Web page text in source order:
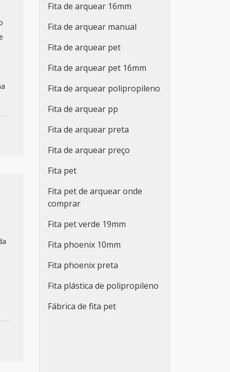
Fita de arquear 16mm
Fita de arquear manual
Fita de arquear pet
Fita de arquear pet 16mm
Fita de arquear polipropileno
Fita de arquear pp
Fita de arquear preta
Fita de arquear preço
Fita pet
Fita pet de arquear onde
comprar
Fita pet verde 19mm
Fita phoenix 10mm
Fita phoenix preta
Fita plástica de polipropileno
Fábrica de fita pet